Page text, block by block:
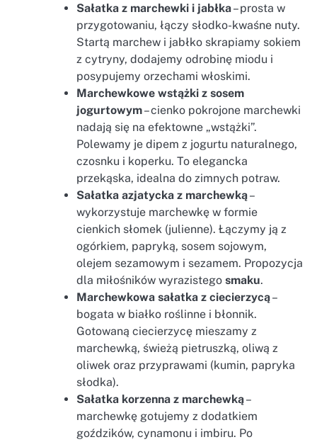
Sałatka z marchewki i jabłka– prosta w
przygotowaniu, łączy słodko-kwaśne nuty.
Startą marchew i jabłko skrapiamy sokiem
z cytryny, dodajemy odrobinę miodu i
posypujemy orzechami włoskimi.
Marchewkowe wstążki z sosem
jogurtowym– cienko pokrojone marchewki
nadają się na efektowne „wstążki”.
Polewamy je dipem z jogurtu naturalnego,
czosnku i koperku. To elegancka
przekąska, idealna do zimnych potraw.
Sałatka azjatycka z marchewką–
wykorzystuje marchewkę w formie
cienkich słomek (julienne). Łączymy ją z
ogórkiem, papryką, sosem sojowym,
olejem sezamowym i sezamem. Propozycja
dla miłośników wyrazistego smaku.
Marchewkowa sałatka z ciecierzycą–
bogata w białko roślinne i błonnik.
Gotowaną ciecierzycę mieszamy z
marchewką, świeżą pietruszką, oliwą z
oliwek oraz przyprawami (kumin, papryka
słodka).
Sałatka korzenna z marchewką–
marchewkę gotujemy z dodatkiem
goździków, cynamonu i imbiru. Po